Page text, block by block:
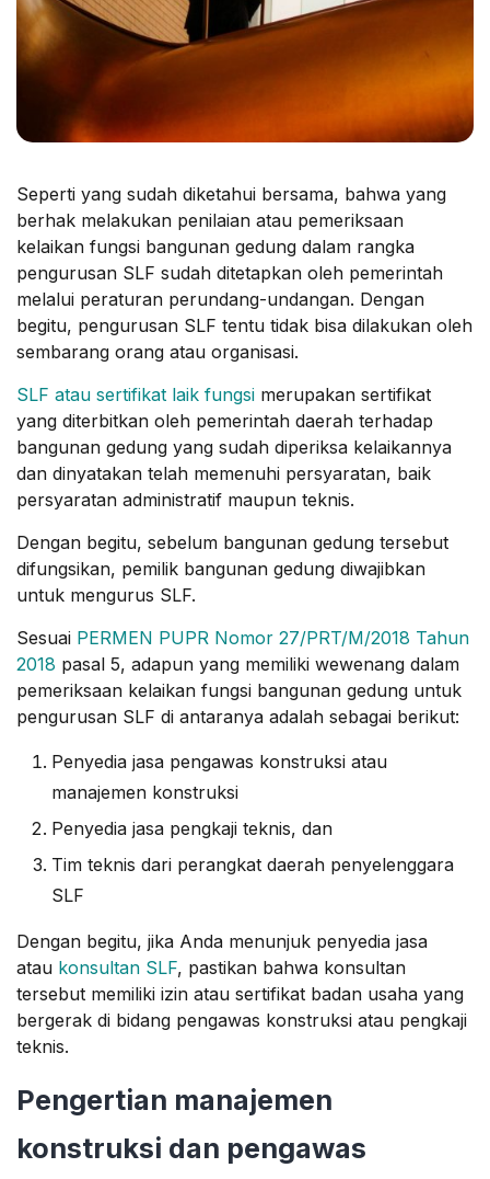
Seperti yang sudah diketahui bersama, bahwa yang
berhak melakukan penilaian atau pemeriksaan
kelaikan fungsi bangunan gedung dalam rangka
pengurusan SLF sudah ditetapkan oleh pemerintah
melalui peraturan perundang-undangan. Dengan
begitu, pengurusan SLF tentu tidak bisa dilakukan oleh
sembarang orang atau organisasi.
SLF atau sertifikat laik fungsi merupakan sertifikat
yang diterbitkan oleh pemerintah daerah terhadap
bangunan gedung yang sudah diperiksa kelaikannya
dan dinyatakan telah memenuhi persyaratan, baik
persyaratan administratif maupun teknis.
Dengan begitu, sebelum bangunan gedung tersebut
difungsikan, pemilik bangunan gedung diwajibkan
untuk mengurus SLF.
Sesuai PERMEN PUPR Nomor 27/PRT/M/2018 Tahun
2018 pasal 5, adapun yang memiliki wewenang dalam
pemeriksaan kelaikan fungsi bangunan gedung untuk
pengurusan SLF di antaranya adalah sebagai berikut:
Penyedia jasa pengawas konstruksi atau
manajemen konstruksi
Penyedia jasa pengkaji teknis, dan
Tim teknis dari perangkat daerah penyelenggara
SLF
Dengan begitu, jika Anda menunjuk penyedia jasa
atau konsultan SLF, pastikan bahwa konsultan
tersebut memiliki izin atau sertifikat badan usaha yang
bergerak di bidang pengawas konstruksi atau pengkaji
teknis.
Pengertian manajemen
konstruksi dan pengawas